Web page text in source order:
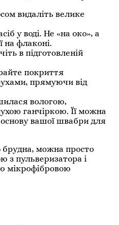
видаліть велике
у воді. Не «на око», а
на флаконі.
в підготовленій
покриття
прямуючи від
вологою,
ганчіркою. Її можна
вашої швабри для
брудна, можна просто
з пульверизатора і
мікрофібровою